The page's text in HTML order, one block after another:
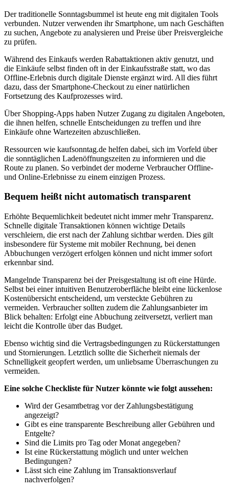
Der traditionelle Sonntagsbummel ist heute eng mit digitalen Tools
verbunden. Nutzer verwenden ihr Smartphone, um nach Geschäften
zu suchen, Angebote zu analysieren und Preise über Preisvergleiche
zu prüfen.
Während des Einkaufs werden Rabattaktionen aktiv genutzt, und
die Einkäufe selbst finden oft in der Einkaufsstraße statt, wo das
Offline-Erlebnis durch digitale Dienste ergänzt wird. All dies führt
dazu, dass der Smartphone-Checkout zu einer natürlichen
Fortsetzung des Kaufprozesses wird.
Über Shopping-Apps haben Nutzer Zugang zu digitalen Angeboten,
die ihnen helfen, schnelle Entscheidungen zu treffen und ihre
Einkäufe ohne Wartezeiten abzuschließen.
Ressourcen wie kaufsonntag.de helfen dabei, sich im Vorfeld über
die sonntäglichen Ladenöffnungszeiten zu informieren und die
Route zu planen. So verbindet der moderne Verbraucher Offline-
und Online-Erlebnisse zu einem einzigen Prozess.
Bequem heißt nicht automatisch transparent
Erhöhte Bequemlichkeit bedeutet nicht immer mehr Transparenz.
Schnelle digitale Transaktionen können wichtige Details
verschleiern, die erst nach der Zahlung sichtbar werden. Dies gilt
insbesondere für Systeme mit mobiler Rechnung, bei denen
Abbuchungen verzögert erfolgen können und nicht immer sofort
erkennbar sind.
Mangelnde Transparenz bei der Preisgestaltung ist oft eine Hürde.
Selbst bei einer intuitiven Benutzeroberfläche bleibt eine lückenlose
Kostenübersicht entscheidend, um versteckte Gebühren zu
vermeiden. Verbraucher sollten zudem die Zahlungsanbieter im
Blick behalten: Erfolgt eine Abbuchung zeitversetzt, verliert man
leicht die Kontrolle über das Budget.
Ebenso wichtig sind die Vertragsbedingungen zu Rückerstattungen
und Stornierungen. Letztlich sollte die Sicherheit niemals der
Schnelligkeit geopfert werden, um unliebsame Überraschungen zu
vermeiden.
Eine solche Checkliste für Nutzer könnte wie folgt aussehen:
Wird der Gesamtbetrag vor der Zahlungsbestätigung
angezeigt?
Gibt es eine transparente Beschreibung aller Gebühren und
Entgelte?
Sind die Limits pro Tag oder Monat angegeben?
Ist eine Rückerstattung möglich und unter welchen
Bedingungen?
Lässt sich eine Zahlung im Transaktionsverlauf
nachverfolgen?